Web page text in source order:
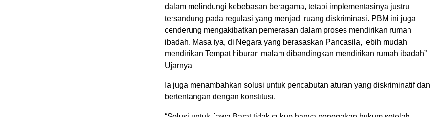
dalam melindungi kebebasan beragama, tetapi implementasinya justru
tersandung pada regulasi yang menjadi ruang diskriminasi. PBM ini juga
cenderung mengakibatkan pemerasan dalam proses mendirikan rumah
ibadah. Masa iya, di Negara yang berasaskan Pancasila, lebih mudah
mendirikan Tempat hiburan malam dibandingkan mendirikan rumah ibadah”
Ujarnya.
Ia juga menambahkan solusi untuk pencabutan aturan yang diskriminatif dan
bertentangan dengan konstitusi.